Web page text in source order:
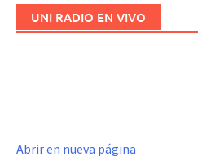
UNI RADIO EN VIVO
Abrir en nueva página